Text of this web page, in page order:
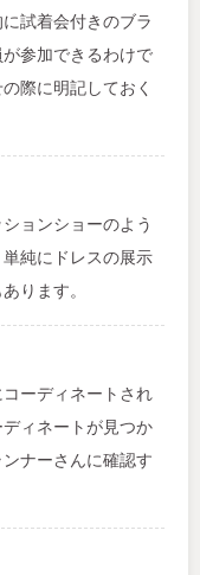
試着会付きのブラ
参加できるわけで
際に明記しておく
ョンショーのよう
純にドレスの展示
ります。
ーディネートされ
ィネートが見つか
ナーさんに確認す